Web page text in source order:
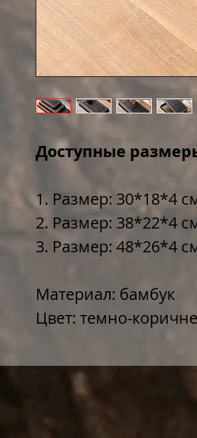
Доступные
1. Размер: 30*18*4
2. Размер: 38*22*4
3. Размер: 48*26*4
Материал: бамбук
Цвет: темно-